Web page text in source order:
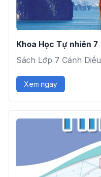
Khoa Học Tự nhiên 7
Sách Lớp 7 Cánh Diều
Xem ngay